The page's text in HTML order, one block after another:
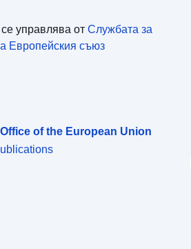
управлява от Службата за
Европейския съюз
of the European Union